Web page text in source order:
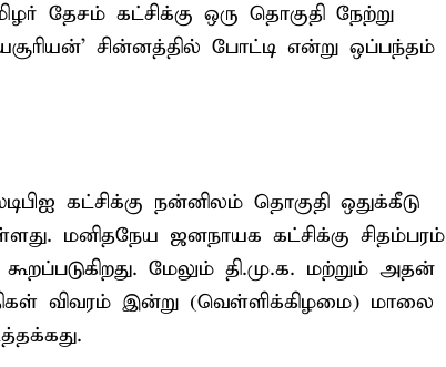
தேசம் கட்சிக்கு ஒரு தொகுதி நேற்று
சின்னத்தில் போட்டி என்று ஒப்பந்தம்
கட்சிக்கு நன்னிலம் தொகுதி ஒதுக்கீடு
மனிதநேய ஜனநாயக கட்சிக்கு சிதம்பரம்
மேலும் தி.மு.க. மற்றும் அதன்
விவரம் இன்று (வெள்ளிக்கிழமை) மாலை